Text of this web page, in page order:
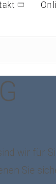
wir für
Sie